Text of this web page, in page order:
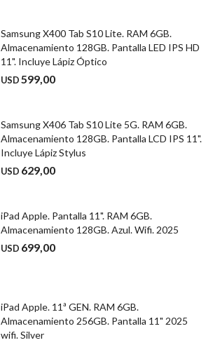
Samsung X400 Tab S10 Lite. RAM 6GB.
Almacenamiento 128GB. Pantalla LED IPS HD
11". Incluye Lápiz Óptico
USD599,00
Samsung X406 Tab S10 Lite 5G. RAM 6GB.
Almacenamiento 128GB. Pantalla LCD IPS 11".
Incluye Lápiz Stylus
USD 629,00
iPad Apple. Pantalla 11". RAM 6GB.
Almacenamiento 128GB. Azul. Wifi. 2025
USD 699,00
iPad Apple. 11ª GEN. RAM 6GB.
Almacenamiento 256GB. Pantalla 11" 2025
wifi. Silver